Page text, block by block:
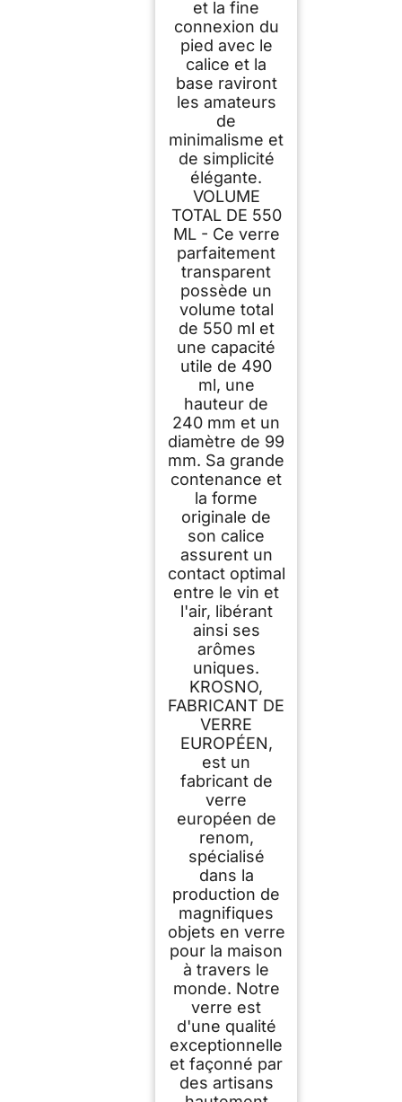
et la fine
connexion du
pied avec le
calice et la
base raviront
les amateurs
de
minimalisme et
de simplicité
élégante.
VOLUME
TOTAL DE 550
ML - Ce verre
parfaitement
transparent
possède un
volume total
de 550 ml et
une capacité
utile de 490
ml, une
hauteur de
240 mm et un
diamètre de 99
mm. Sa grande
contenance et
la forme
originale de
son calice
assurent un
contact optimal
entre le vin et
l'air, libérant
ainsi ses
arômes
uniques.
KROSNO,
FABRICANT DE
VERRE
EUROPÉEN,
est un
fabricant de
verre
européen de
renom,
spécialisé
dans la
production de
magnifiques
objets en verre
pour la maison
à travers le
monde. Notre
verre est
d'une qualité
exceptionnelle
et façonné par
des artisans